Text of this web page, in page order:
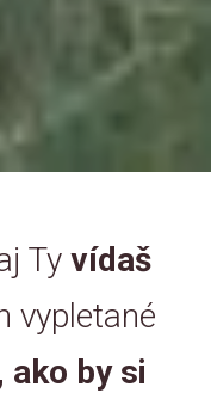
Ty vídaš
vypletané
ako by si